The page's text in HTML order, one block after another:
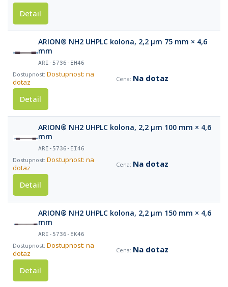
Detail
ARION® NH2 UHPLC kolona, 2,2 µm 75 mm × 4,6
mm
ARI-5736-EH46
Dostupnost: na
dotaz
Na dotaz
Detail
ARION® NH2 UHPLC kolona, 2,2 µm 100 mm × 4,6
mm
ARI-5736-EI46
Dostupnost: na
dotaz
Na dotaz
Detail
ARION® NH2 UHPLC kolona, 2,2 µm 150 mm × 4,6
mm
ARI-5736-EK46
Dostupnost: na
dotaz
Na dotaz
Detail